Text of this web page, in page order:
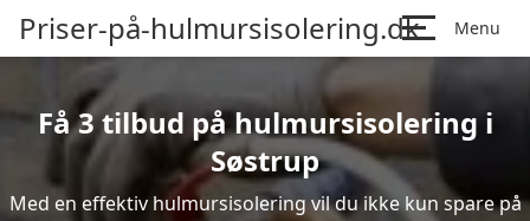
Priser-på-hulmursisolering.dk Menu
Få 3 tilbud på hulmursisolering i
Søstrup
Med en effektiv hulmursisolering vil du ikke kun spare på